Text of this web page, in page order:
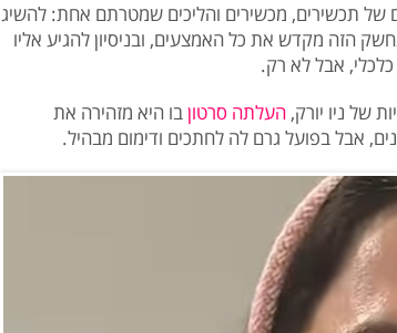
של תכשירים, מכשירים והליכים שמטרתם אחת: להשיג
הזה מקדש את כל האמצעים, ובניסיון להגיע אליו
אבל לא רק.
של ניו יורק, העלתה סרטוןבו היא מזהירה את
אבל בפועל גרם לה לחתכים ודימום מבהיל.